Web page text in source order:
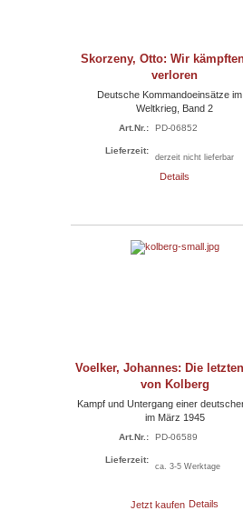
Skorzeny, Otto: Wir
verloren
Deutsche Kommandoeinsätze
Weltkrieg, Band 2
Art.Nr.: PD-06852
Lieferzeit:
derzeit nicht lieferbar
Details
Voelker, Johannes: Die
von Kolberg
Kampf und Untergang einer
im März 1945
Art.Nr.: PD-06589
Lieferzeit:
ca. 3-5 Werktage
Jetzt kaufen Details